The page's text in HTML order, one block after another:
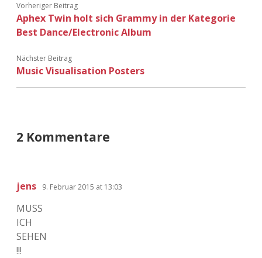
Vorheriger Beitrag
Aphex Twin holt sich Grammy in der Kategorie
Best Dance/Electronic Album
Nächster Beitrag
Music Visualisation Posters
2 Kommentare
jens 9. Februar 2015 at 13:03
MUSS
ICH
SEHEN
!!!